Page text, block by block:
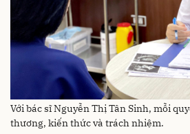
Với bác sĩ Nguyễn Thị Tân Sinh, mỗi
thương, kiến thức và trách nhiệm.